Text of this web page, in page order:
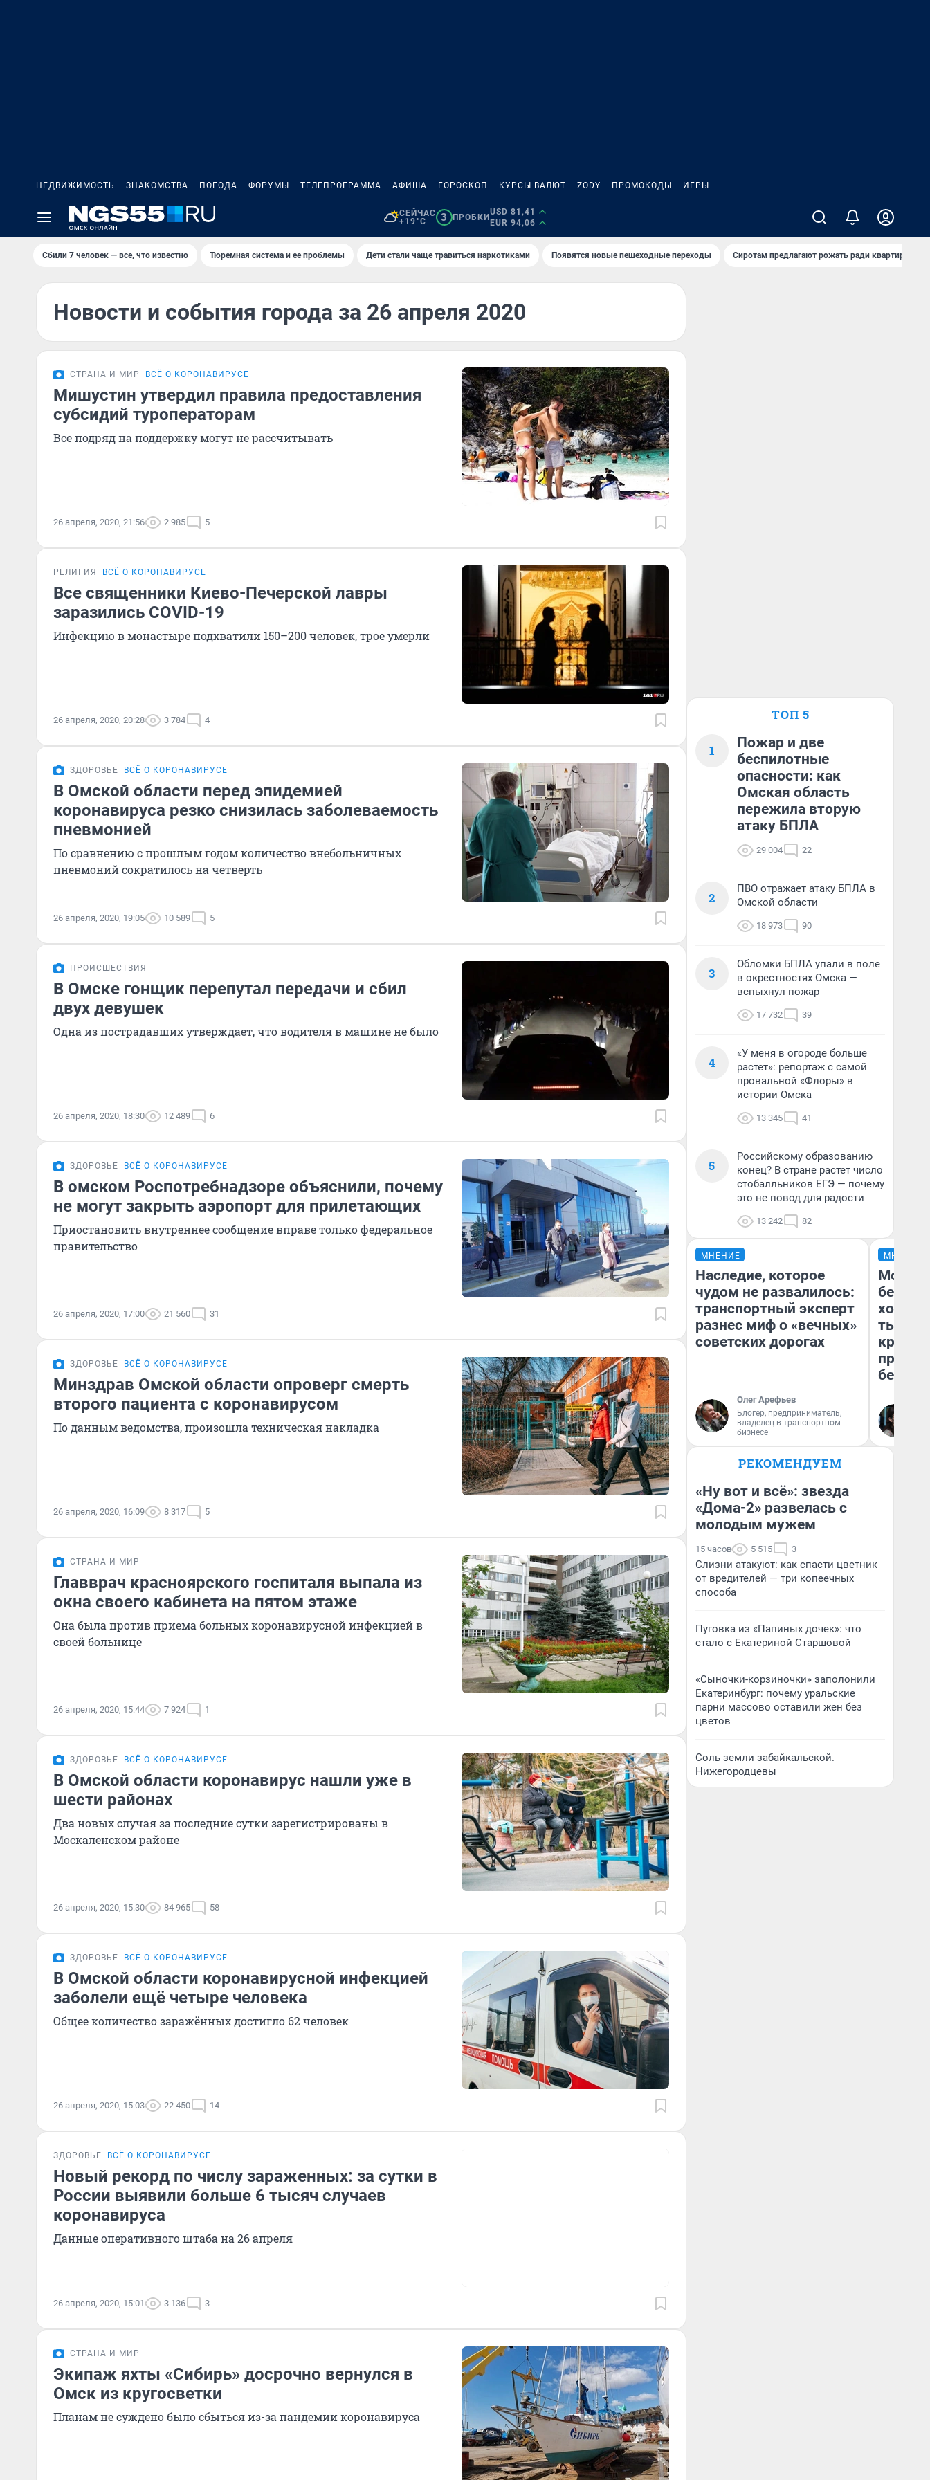
НЕДВИЖИМОСТЬ ЗНАКОМСТВА ПОГОДА ФОРУМЫ ТЕЛЕПРОГРАММА АФИША ГОРОСКОП КУРСЫ ВАЛЮТ ZODY ПРОМОКОДЫ ИГРЫ
СЕЙЧАС
+19°C
3 ПРОБКИ
USD 81,41
EUR 94,06
Сбили 7 человек — все, что известно Тюремная система и ее проблемы Дети стали чаще травиться наркотиками Появятся новые пешеходные переходы Сиротам предлагают рожать ради квартиры
Новости и события города за 26 апреля 2020
СТРАНА И МИР ВСЁ О КОРОНАВИРУСЕ
Мишустин утвердил правила предоставления
субсидий туроператорам
Все подряд на поддержку могут не рассчитывать
26 апреля, 2020, 21:56 2 985 5
РЕЛИГИЯ ВСЁ О КОРОНАВИРУСЕ
Все священники Киево-Печерской лавры
заразились COVID-19
Инфекцию в монастыре подхватили 150–200 человек, трое умерли
26 апреля, 2020, 20:28 3 784 4
ЗДОРОВЬЕ ВСЁ О КОРОНАВИРУСЕ
В Омской области перед эпидемией
коронавируса резко снизилась заболеваемость
пневмонией
По сравнению с прошлым годом количество внебольничных
пневмоний сократилось на четверть
26 апреля, 2020, 19:05 10 589 5
ПРОИСШЕСТВИЯ
В Омске гонщик перепутал передачи и сбил
двух девушек
Одна из пострадавших утверждает, что водителя в машине не было
26 апреля, 2020, 18:30 12 489 6
ЗДОРОВЬЕ ВСЁ О КОРОНАВИРУСЕ
В омском Роспотребнадзоре объяснили, почему
не могут закрыть аэропорт для прилетающих
Приостановить внутреннее сообщение вправе только федеральное
правительство
26 апреля, 2020, 17:00 21 560 31
ЗДОРОВЬЕ ВСЁ О КОРОНАВИРУСЕ
Минздрав Омской области опроверг смерть
второго пациента с коронавирусом
По данным ведомства, произошла техническая накладка
26 апреля, 2020, 16:09 8 317 5
СТРАНА И МИР
Главврач красноярского госпиталя выпала из
окна своего кабинета на пятом этаже
Она была против приема больных коронавирусной инфекцией в
своей больнице
26 апреля, 2020, 15:44 7 924 1
ЗДОРОВЬЕ ВСЁ О КОРОНАВИРУСЕ
В Омской области коронавирус нашли уже в
шести районах
Два новых случая за последние сутки зарегистрированы в
Москаленском районе
26 апреля, 2020, 15:30 84 965 58
ЗДОРОВЬЕ ВСЁ О КОРОНАВИРУСЕ
В Омской области коронавирусной инфекцией
заболели ещё четыре человека
Общее количество заражённых достигло 62 человек
26 апреля, 2020, 15:03 22 450 14
ЗДОРОВЬЕ ВСЁ О КОРОНАВИРУСЕ
Новый рекорд по числу зараженных: за сутки в
России выявили больше 6 тысяч случаев
коронавируса
Данные оперативного штаба на 26 апреля
26 апреля, 2020, 15:01 3 136 3
СТРАНА И МИР
Экипаж яхты «Сибирь» досрочно вернулся в
Омск из кругосветки
Планам не суждено было сбыться из-за пандемии коронавируса
ТОП 5
1
Пожар и две
беспилотные
опасности: как
Омская область
пережила вторую
атаку БПЛА
29 004 22
2
ПВО отражает атаку БПЛА в
Омской области
18 973 90
3
Обломки БПЛА упали в поле
в окрестностях Омска —
вспыхнул пожар
17 732 39
4
«У меня в огороде больше
растет»: репортаж с самой
провальной «Флоры» в
истории Омска
13 345 41
5
Российскому образованию
конец? В стране растет число
стобалльников ЕГЭ — почему
это не повод для радости
13 242 82
МНЕНИЕ
Наследие, которое
чудом не развалилось:
транспортный эксперт
разнес миф о «вечных»
советских дорогах
Олег Арефьев
Блогер, предприниматель,
владелец в транспортном
бизнесе
МНЕНИЕ
Мой
хотела
тысяч,
РЕКОМЕНДУЕМ
«Ну вот и всё»: звезда
«Дома-2» развелась с
молодым мужем
15 часов 5 515 3
Слизни атакуют: как спасти цветник
от вредителей — три копеечных
способа
Пуговка из «Папиных дочек»: что
стало с Екатериной Старшовой
«Сыночки-корзиночки» заполонили
Екатеринбург: почему уральские
парни массово оставили жен без
цветов
Соль земли забайкальской.
Нижегородцевы